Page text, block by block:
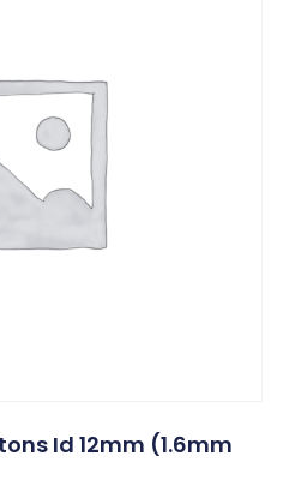
Id 12mm (1.6mm